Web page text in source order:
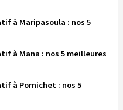
à Maripasoula : nos 5
à Mana : nos 5 meilleures
à Pornichet : nos 5